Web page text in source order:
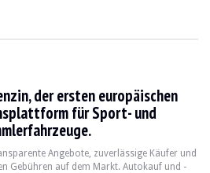
der ersten europäischen
für Sport- und
Angebote, zuverlässige Käufer und
Gebühren auf dem Markt. Autokauf und -